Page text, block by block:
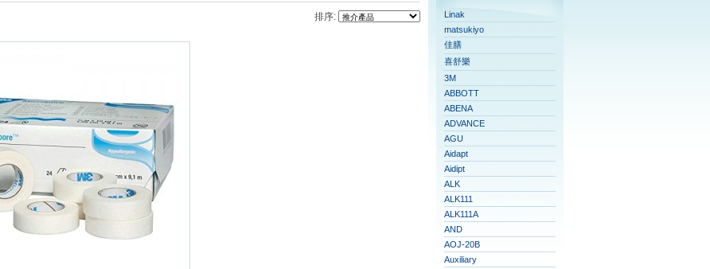
排序:
Linak
matsukiyo
佳膳
喜舒樂
3M
ABBOTT
ABENA
ADVANCE
AGU
Aidapt
Aidipt
ALK
ALK111
ALK111A
AND
AOJ-20B
Auxiliary